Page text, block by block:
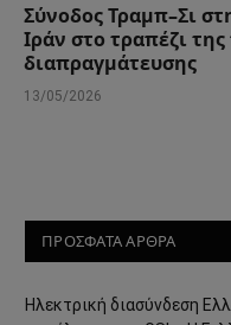
Σύνοδος Τραμπ–Σι
Ιράν στο τραπέζι
διαπραγμάτευσης
13/05/2026
ΠΡΟΣΦΑΤΑ ΑΡΘΡΑ
Ηλεκτρική διασύνδεση